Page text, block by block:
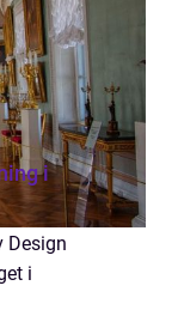
i
Design
i